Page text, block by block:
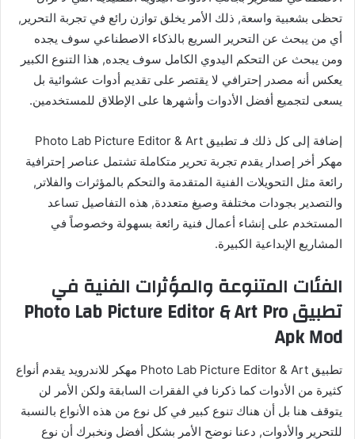
تحظى بشعبية واسعة, ذلك الأمر يخلق توازن رائع في تجربة التحرير,
أي من يبحث عن التحرير السريع بالذكاء الاصطناعي سوف يجده
ومن يبحث عن التحكم اليدوي الكامل سوف يجده, هذا التنوع الكبير
يعكس أنه مصدر إحترافي لا يقتصر على تقديم أدوات عشوائية بل
يسعى لتجميع أفضل الأدوات وأشهرها على الإطلاق للمستخدمين.
إضافة إلى كل ذلك فـ تطبيق Photo Lab Picture Editor & Art
مهكر أخر إصدار يقدم تجربة تحرير متكاملة تشتمل عناصر إحترافية
رائعة مثل التحويلات الفنية المتقدمة والتحكم بالمؤثرات والفلاتر,
والتصدير بجودات مختلفة وصيغ متعددة, هذه التفاصيل تساعد
المستخدم على إنشاء أعمال فنية رائعة بسهولة وخصوصاً في
المشاريع الإبداعية الكبيرة.
الفئات المتنوعة والمؤثرات الفنية في
تطبيق Photo Lab Picture Editor & Art Pro
Apk Mod
تطبيق Photo Lab Picture Editor & Art مهكر للاندرويد يقدم أنواع
كثيرة من الأدوات كما ذكرنا في الفقرات السابقة ولكن الأمر لن
يتوقف هنا بل أن هناك تنوع كبير في كل نوع من هذه الأنواع بالنسبة
للتحرير والأدوات, دعنا نوضح الأمر بشكل أفضل ونخبرك أن نوع